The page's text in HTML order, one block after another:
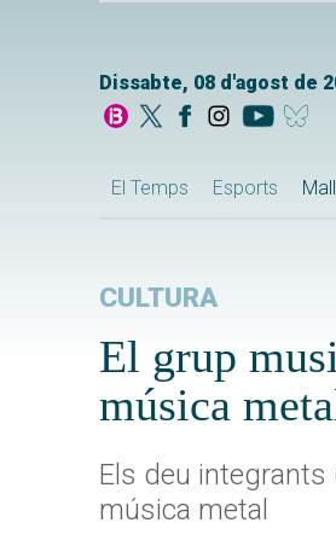
Dissabte, 08 d'agost de
El Temps Esports
CULTURA
El grup
música
Els deu
música metal